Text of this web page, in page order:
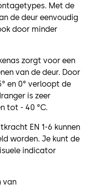
Met de
de deur eenvoudig
door minder
zorgt voor een
van de deur. Door
en 0° verloopt de
is zeer
tot - 40 °C.
EN 1-6 kunnen
worden. Je kunt de
indicator
van